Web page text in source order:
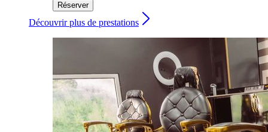
Réserver
Découvrir plus de prestations